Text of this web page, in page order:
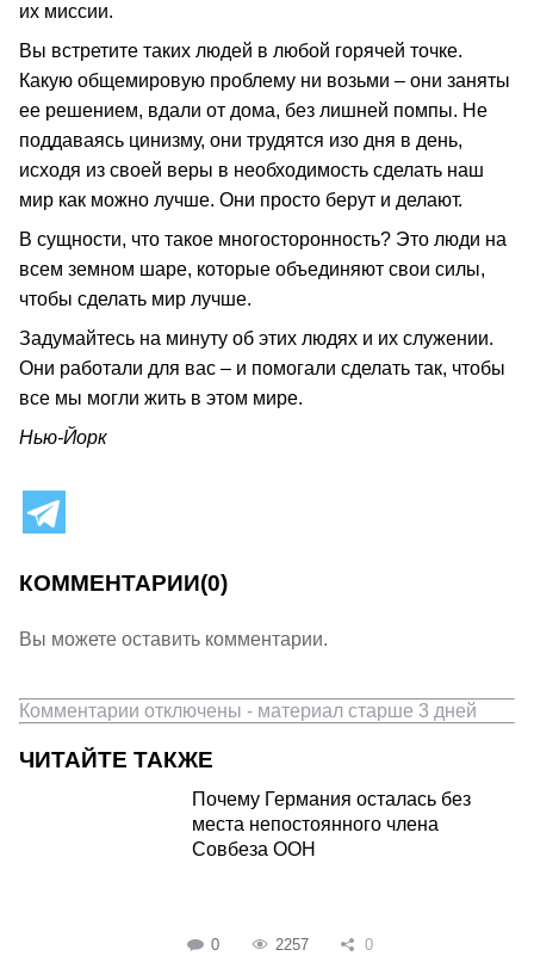
их миссии.
Вы встретите таких людей в любой горячей точке.
Какую общемировую проблему ни возьми – они заняты
ее решением, вдали от дома, без лишней помпы. Не
поддаваясь цинизму, они трудятся изо дня в день,
исходя из своей веры в необходимость сделать наш
мир как можно лучше. Они просто берут и делают.
В сущности, что такое многосторонность? Это люди на
всем земном шаре, которые объединяют свои силы,
чтобы сделать мир лучше.
Задумайтесь на минуту об этих людях и их служении.
Они работали для вас – и помогали сделать так, чтобы
все мы могли жить в этом мире.
Нью-Йорк
КОММЕНТАРИИ(0)
Вы можете оставить комментарии.
Комментарии отключены - материал старше 3 дней
ЧИТАЙТЕ ТАКЖЕ
Почему Германия осталась без
места непостоянного члена
Совбеза ООН
0 2257 0